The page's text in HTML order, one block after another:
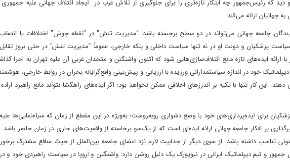
و دید که رئیس‌جمهور چه ابتکار تازه‌تری را برای جلوگیری از تلاش غرب در ایجاد ائتلاف جهانی علیه
جهانیان ارائه می‌کند.
جامعه جهانی می‌تواند در دو سطح برجسته باشد: "مدیریت تنش" در "نقطه جوش" اختلافات یا انتخاب
پزشکیان و دولت او در نه تنها سیاست داخلی و بلکه خارجی، عموماً "مدیریت تنش" در حتی بروز
ارائه ایده‌های تازه مانع ائتلاف‌سازی‌هایی شود که اکنون واشنگتن و متحدان غربی آن علیه تهران به اجرا
خود در اندازه سیاستمدارانی ورزیده با ارزیابی و پیش‌بینی واقع‌گرایانه بحران در روابط خارجی،
این کار تنها با تکیه بر اندرزهای اخلاقی ممکن نخواهد بود؛ اگر ایده‌های راهگشا نتواند مانع راهبرد
برای ایده‌پردازی‌های خود با وضع دشواری روبه‌روست؛ به‌ویژه در این مقطع از زمان که سیاه‌نمایی‌ها علیه
بر افکار جامعه جهانی ارائه ایده‌ای است که از یک‌سو برخاسته از واقعیت‌های جاری در زمان حاضر باشد.
تناسب داشته باشد. از سوی دیگر از جذابیت لازم نزد اعضای جامعه بین‌الملل از حیث منافع مشترک
جمهور و تیم دیپلماتیک ایرانی در نیویورک یک دلیل روشن دارد: واشنگتن و اروپا در سیاست راهبردی خود